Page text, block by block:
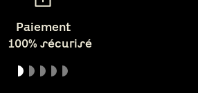
Paiement
100% sécurisé